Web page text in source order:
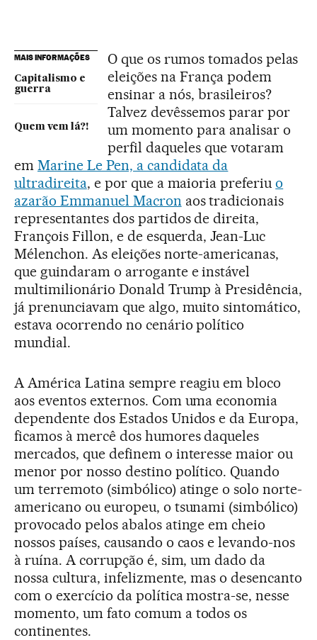
MAIS INFORMAÇÕES
Capitalismo e
guerra
Quem vem lá?!
O que os rumos tomados pelas
eleições na França podem
ensinar a nós, brasileiros?
Talvez devêssemos parar por
um momento para analisar o
perfil daqueles que votaram
em Marine Le Pen, a candidata da
ultradireita, e por que a maioria preferiuo
azarão Emmanuel Macron aos tradicionais
representantes dos partidos de direita,
François Fillon, e de esquerda, Jean-Luc
Mélenchon. As eleições norte-americanas,
que guindaram o arrogante e instável
multimilionário Donald Trump à Presidência,
já prenunciavam que algo, muito sintomático,
estava ocorrendo no cenário político
mundial.
A América Latina sempre reagiu em bloco
aos eventos externos. Com uma economia
dependente dos Estados Unidos e da Europa,
ficamos à mercê dos humores daqueles
mercados, que definem o interesse maior ou
menor por nosso destino político. Quando
um terremoto (simbólico) atinge o solo norte-
americano ou europeu, o tsunami (simbólico)
provocado pelos abalos atinge em cheio
nossos países, causando o caos e levando-nos
à ruína. A corrupção é, sim, um dado da
nossa cultura, infelizmente, mas o desencanto
com o exercício da política mostra-se, nesse
momento, um fato comum a todos os
continentes.